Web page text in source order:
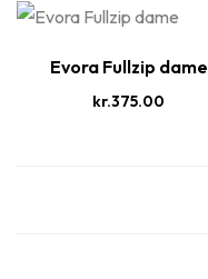
Evora Fullzip dame
kr.375.00